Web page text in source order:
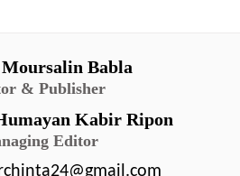
Babla
& Publisher
Kabir Ripon
Editor